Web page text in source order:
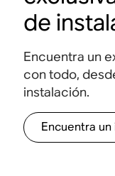
de
Encuentra un
con todo,
instalación.
Encuentra